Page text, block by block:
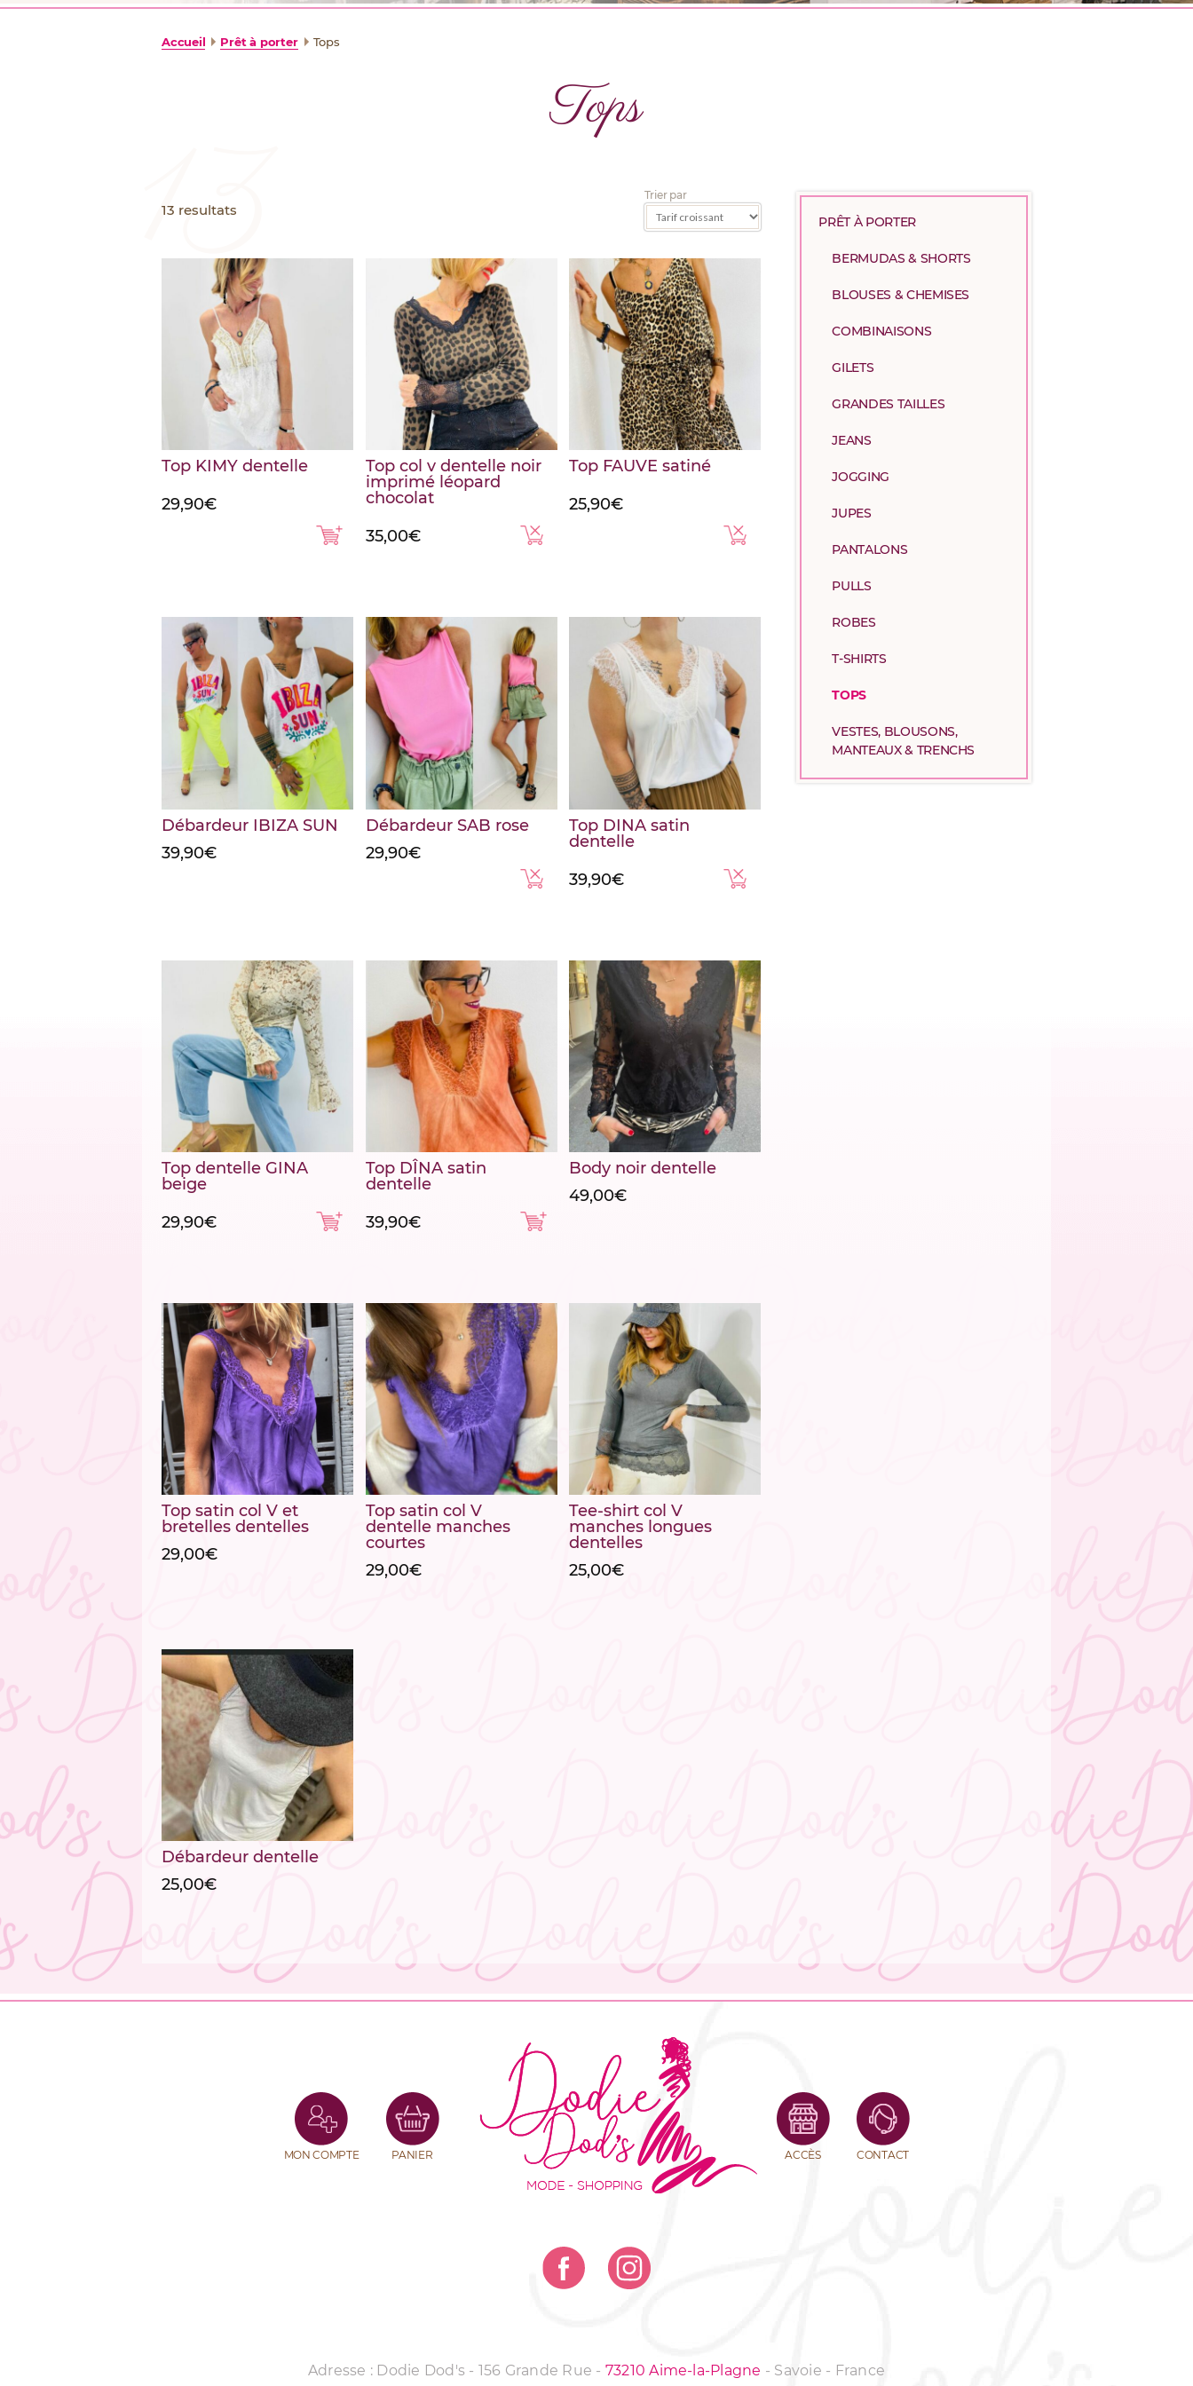
Accueil Prêt à porter Tops
Tops
PRÊT À PORTER
BERMUDAS & SHORTS
BLOUSES & CHEMISES
COMBINAISONS
GILETS
GRANDES TAILLES
JEANS
JOGGING
JUPES
PANTALONS
PULLS
ROBES
T-SHIRTS
TOPS
VESTES, BLOUSONS,
MANTEAUX & TRENCHS
13 resultats
Trier par
Top KIMY dentelle
29,90€
Top col v dentelle noir
imprimé léopard
chocolat
35,00€
Top FAUVE satiné
25,90€
Débardeur IBIZA SUN
39,90€
Débardeur SAB rose
29,90€
Top DINA satin
dentelle
39,90€
Top dentelle GINA
beige
29,90€
Top DÎNA satin
dentelle
39,90€
Body noir dentelle
49,00€
Top satin col V et
bretelles dentelles
29,00€
Top satin col V
dentelle manches
courtes
29,00€
Tee-shirt col V
manches longues
dentelles
25,00€
Débardeur dentelle
25,00€
MON COMPTE PANIER ACCÈS CONTACT
Adresse : Dodie Dod's - 156 Grande Rue - 73210 Aime-la-Plagne - Savoie - France